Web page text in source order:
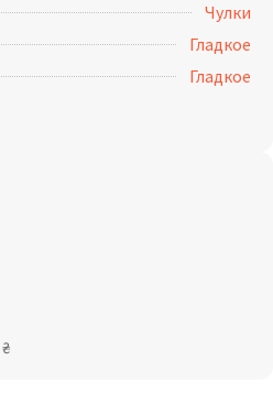
Чулки
Гладкое
Гладкое
₴